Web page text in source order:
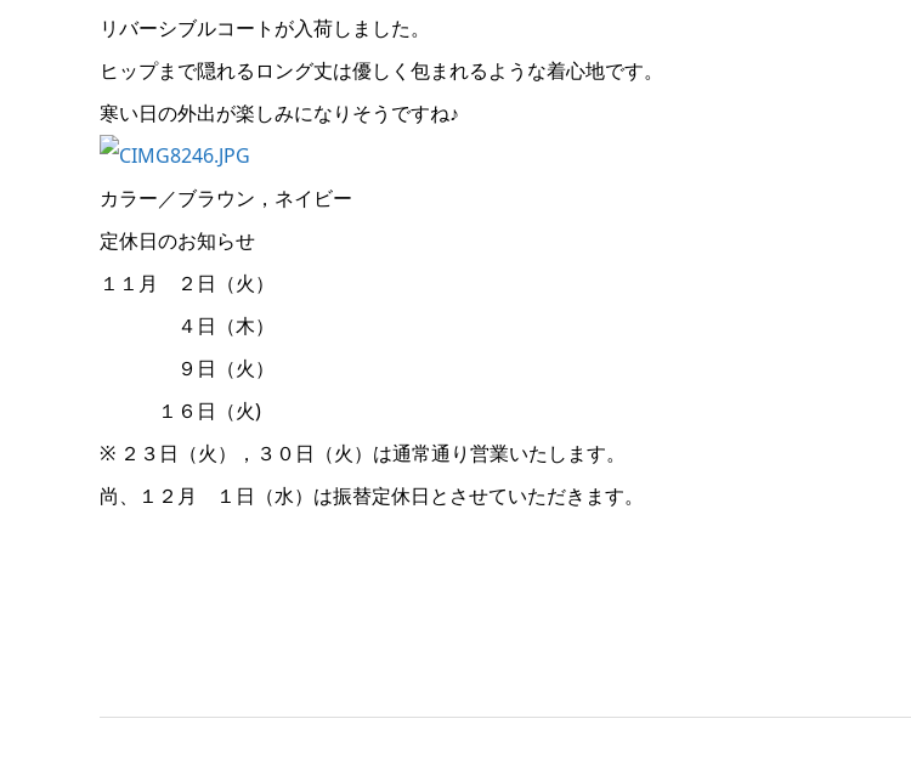
リバーシブルコートが入荷しました。
ヒップまで隠れるロング丈は優しく包まれるような着心地です。
寒い日の外出が楽しみになりそうですね♪
カラー／ブラウン，ネイビー
定休日のお知らせ
１１月 ２日（火）
４日（木）
９日（火）
１６日（火)
※ ２３日（火），３０日（火）は通常通り営業いたします。
尚、１２月 １日（水）は振替定休日とさせていただきます。